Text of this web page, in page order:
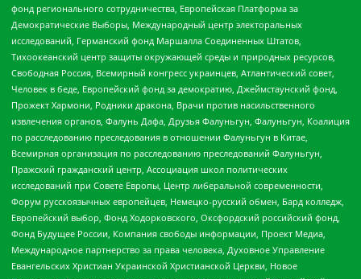
фонд регионального сотрудничества, Европейская Платформа за
Демократические Выборы, Международный центр электоральных
исследований, Германский фонд Маршалла Соединенных Штатов,
Тихоокеанский центр защиты окружающей среды и природных ресурсов,
Свободная Россия, Всемирный конгресс украинцев, Атлантический совет,
Человек в беде, Европейский фонд за демократию, Джеймстаунский фонд,
Прожект Хармони, Родники дракона, Врачи против насильственного
извлечения органов, Фалунь Дафа, Друзья Фалуньгун, Фалуньгун, Коалиция
по расследованию преследования в отношении Фалуньгун в Китае,
Всемирная организация по расследованию преследований Фалуньгун,
Пражский гражданский центр, Ассоциация школ политических
исследований при Совете Европы, Центр либеральной современности,
Форум русскоязычных европейцев, Немецко-русский обмен, Бард колледж,
Европейский выбор, Фонд Ходорковского, Оксфордский российский фонд,
Фонд Будущее России, Компания свободы информации, Проект Медиа,
Международное партнерство за права человека, Духовное Управление
Евангельских Христиан Украинской Христианской Церкви, Новое